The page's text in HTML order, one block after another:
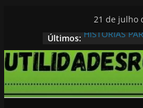
conteúdo
21 de julho
Últimos: HISTORIAS